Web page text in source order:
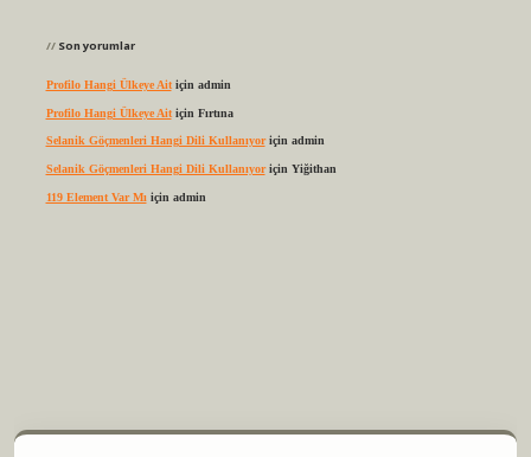
Son yorumlar
Profilo Hangi Ülkeye Aitiçin admin
Profilo Hangi Ülkeye Aitiçin Fırtına
Selanik Göçmenleri Hangi Dili Kullanıyoriçin admin
Selanik Göçmenleri Hangi Dili Kullanıyoriçin Yiğithan
119 Element Var Mı için admin